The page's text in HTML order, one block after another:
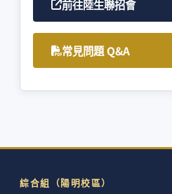
前往陸生聯招會
常見問題 Q&A
綜合組（陽明校區）